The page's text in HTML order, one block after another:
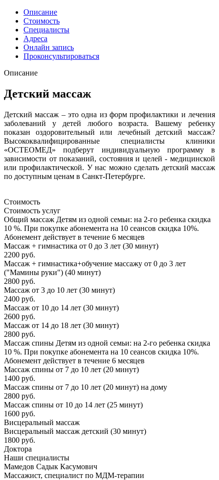
Описание
Стоимость
Специалисты
Адреса
Онлайн запись
Проконсультироваться
Описание
Детский массаж
Детский массаж – это одна из форм профилактики и лечения
заболеваний у детей любого возраста. Вашему ребенку
показан оздоровительный или лечебный детский массаж?
Высококвалифицированные специалисты клиники
«ОСТЕОМЕД» подберут индивидуальную программу в
зависимости от показаний, состояния и целей - медицинской
или профилактической. У нас можно сделать детский массаж
по доступным ценам в Санкт-Петербурге.
Стоимость
Стоимость услуг
Общий массаж Детям из одной семьи: на 2-го ребенка скидка
10 %. При покупке абонемента на 10 сеансов скидка 10%.
Абонемент действует в течение 6 месяцев
Массаж + гимнастика от 0 до 3 лет (30 минут)
2200 руб.
Массаж + гимнастика+обучение массажу от 0 до 3 лет
("Мамины руки") (40 минут)
2800 руб.
Массаж от 3 до 10 лет (30 минут)
2400 руб.
Массаж от 10 до 14 лет (30 минут)
2600 руб.
Массаж от 14 до 18 лет (30 минут)
2800 руб.
Массаж спины Детям из одной семьи: на 2-го ребенка скидка
10 %. При покупке абонемента на 10 сеансов скидка 10%.
Абонемент действует в течение 6 месяцев
Массаж спины от 7 до 10 лет (20 минут)
1400 руб.
Массаж спины от 7 до 10 лет (20 минут) на дому
2800 руб.
Массаж спины от 10 до 14 лет (25 минут)
1600 руб.
Висцеральный массаж
Висцеральный массаж детский (30 минут)
1800 руб.
Доктора
Наши специалисты
Мамедов Садык Касумович
Массажист, специалист по МДМ-терапии